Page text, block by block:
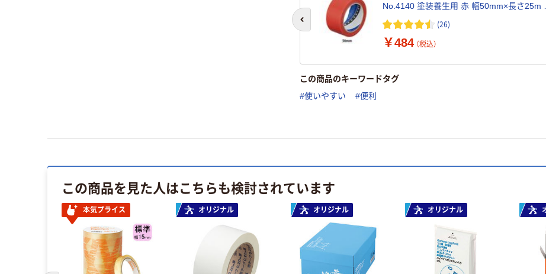
No.4140 塗装養生用 赤 幅50mm×長さ25m 1
巻
(26)
￥484 （税込）
前のスライドへ
この商品のキーワードタグ
#使いやすい #便利
この商品を見た人はこちらも検討されています
本気プライス オリジナル オリジナル オリジナル